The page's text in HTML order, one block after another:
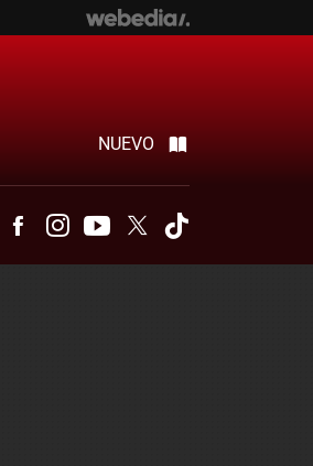
NUEVO
TelegramFacebookInstagramYoutubeTwitter